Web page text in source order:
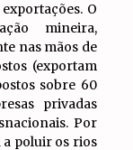
O
mineira,
nas mãos de
(exportam
sobre 60
privadas
Por
a poluir os rios